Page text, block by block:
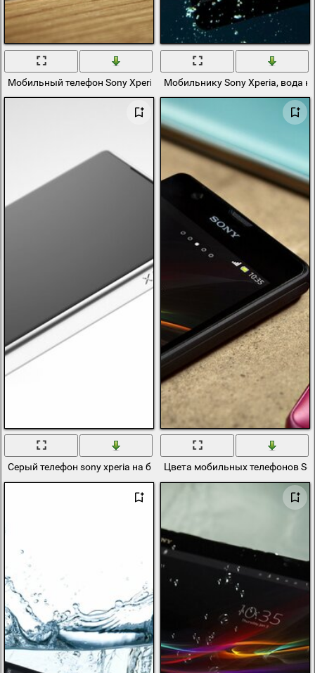
Мобильный телефон Sony Xperia на станции зарядки
Мобильнику Sony Xperia, вода
Серый телефон sony xperia на белом фонеЦвета мобильных телефонов